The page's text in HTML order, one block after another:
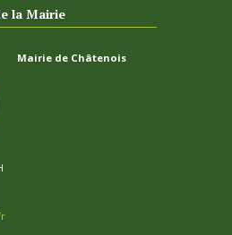
la Mairie
Mairie de Châtenois